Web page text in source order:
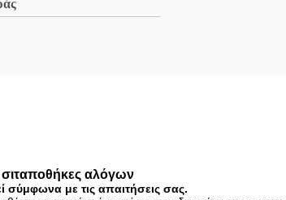
σιταποθήκες αλόγων
με τις απαιτήσεις σας.